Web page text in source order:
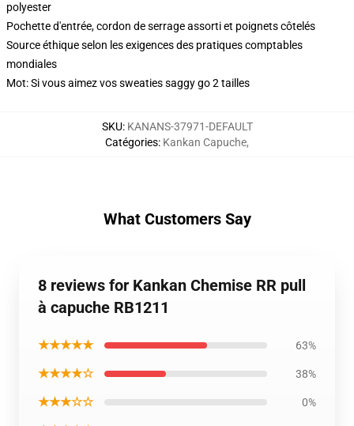
polyester
Pochette d'entrée, cordon de serrage assorti et poignets côtelés
Source éthique selon les exigences des pratiques comptables
mondiales
Mot: Si vous aimez vos sweaties saggy go 2 tailles
SKU: KANANS-37971-DEFAULT
Catégories: Kankan Capuche,
What Customers Say
8 reviews for Kankan Chemise RR pull
à capuche RB1211
★★★★★ 63%
★★★★☆ 38%
★★★☆☆ 0%